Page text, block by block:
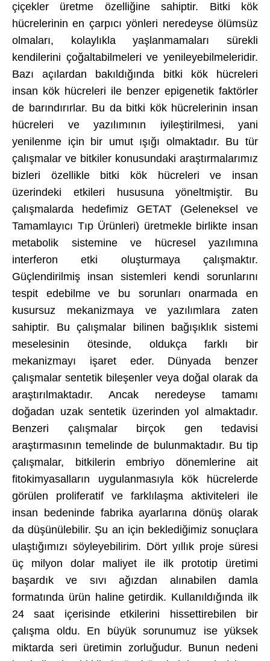
çiçekler üretme özelliğine sahiptir. Bitki kök
hücrelerinin en çarpıcı yönleri neredeyse ölümsüz
olmaları, kolaylıkla yaşlanmamaları sürekli
kendilerini çoğaltabilmeleri ve yenileyebilmeleridir.
Bazı açılardan bakıldığında bitki kök hücreleri
insan kök hücreleri ile benzer epigenetik faktörler
de barındırırlar. Bu da bitki kök hücrelerinin insan
hücreleri ve yazılımının iyileştirilmesi, yani
yenilenme için bir umut ışığı olmaktadır. Bu tür
çalışmalar ve bitkiler konusundaki araştırmalarımız
bizleri özellikle bitki kök hücreleri ve insan
üzerindeki etkileri hususuna yöneltmiştir. Bu
çalışmalarda hedefimiz GETAT (Geleneksel ve
Tamamlayıcı Tıp Ürünleri) üretmekle birlikte insan
metabolik sistemine ve hücresel yazılımına
interferon etki oluşturmaya çalışmaktır.
Güçlendirilmiş insan sistemleri kendi sorunlarını
tespit edebilme ve bu sorunları onarmada en
kusursuz mekanizmaya ve yazılımlara zaten
sahiptir. Bu çalışmalar bilinen bağışıklık sistemi
meselesinin ötesinde, oldukça farklı bir
mekanizmayı işaret eder. Dünyada benzer
çalışmalar sentetik bileşenler veya doğal olarak da
araştırılmaktadır. Ancak neredeyse tamamı
doğadan uzak sentetik üzerinden yol almaktadır.
Benzeri çalışmalar birçok gen tedavisi
araştırmasının temelinde de bulunmaktadır. Bu tip
çalışmalar, bitkilerin embriyo dönemlerine ait
fitokimyasalların uygulanmasıyla kök hücrelerde
görülen proliferatif ve farklılaşma aktiviteleri ile
insan bedeninde fabrika ayarlarına dönüş olarak
da düşünülebilir. Şu an için beklediğimiz sonuçlara
ulaştığımızı söyleyebilirim. Dört yıllık proje süresi
üç milyon dolar maliyet ile ilk prototip üretimi
başardık ve sıvı ağızdan alınabilen damla
formatında ürün haline getirdik. Kullanıldığında ilk
24 saat içerisinde etkilerini hissettirebilen bir
çalışma oldu. En büyük sorunumuz ise yüksek
miktarda seri üretimin zorluğudur. Bunun nedeni